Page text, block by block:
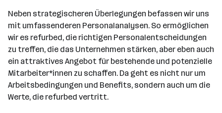
Neben strategischeren Überlegungen befassen wir uns
mit umfassenderen Personalanalysen. So ermöglichen
wir es refurbed, die richtigen Personalentscheidungen
zu treffen, die das Unternehmen stärken, aber eben auch
ein attraktives Angebot für bestehende und potenzielle
Mitarbeiter*innen zu schaffen. Da geht es nicht nur um
Arbeitsbedingungen und Benefits, sondern auch um die
Werte, die refurbed vertritt.